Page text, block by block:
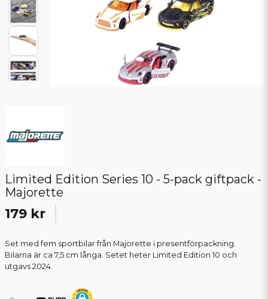
Limited Edition Series 10 - 5-pack giftpack -
Majorette
179 kr
Set med fem sportbilar från Majorette i presentförpackning.
Bilarna är ca 7,5 cm långa. Setet heter Limited Edition 10 och
utgavs 2024.